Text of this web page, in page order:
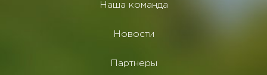
Наша команда
Новости
Партнеры